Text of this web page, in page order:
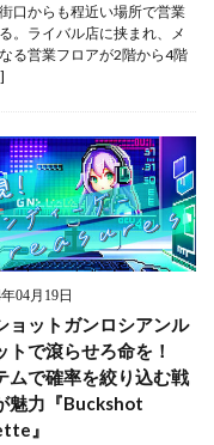
口からも程近い場所で営業
。ライバル店に挟まれ、メ
る営業フロアが2階から4階
04月19日
ョットガンロシアンル
トで滾らせろ命を！
ムで確率を絞り込む戦
魅力『Buckshot
』